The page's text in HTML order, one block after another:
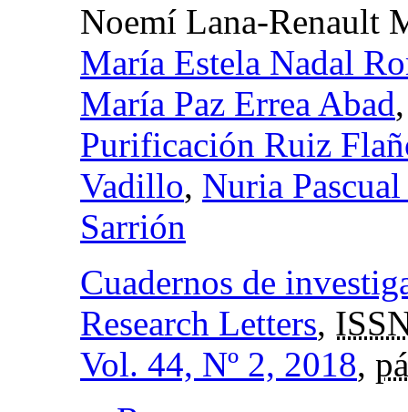
Noemí Lana-Renault
María Estela Nadal
María Paz Errea Abad
Purificación Ruiz
Vadillo, Nuria
Sarrión
Cuadernos de
Research Letters,
Vol. 44, Nº 2, 2018,